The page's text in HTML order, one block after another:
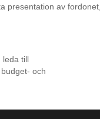
presentation av fordonet,
leda till
och